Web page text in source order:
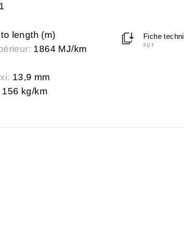
length (m)
1864 MJ/km
13,9 mm
156 kg/km
Fiche
PDF